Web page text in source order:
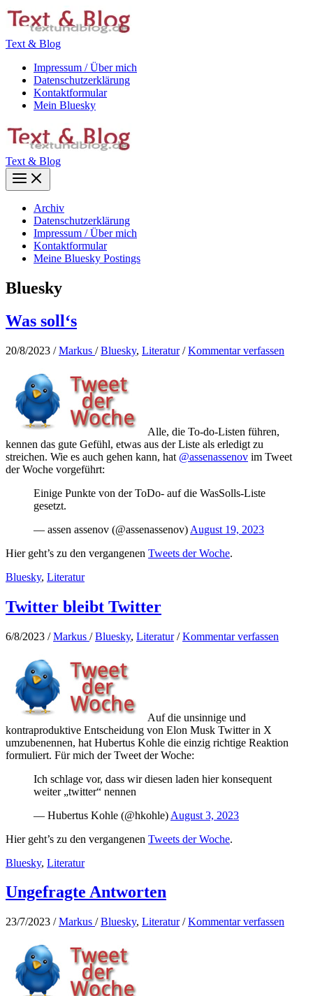
Zum
Inhalt
Text & Blog
Impressum / Über mich
Datenschutzerklärung
Kontaktformular
Mein Bluesky
Text & Blog
Main
Menu
Archiv
Datenschutzerklärung
Impressum / Über mich
Kontaktformular
Meine Bluesky Postings
Bluesky
Was soll‘s
20/8/2023 /Markus /Bluesky, Literatur/Kommentar verfassen
Alle, die To-do-Listen führen,
kennen das gute Gefühl, etwas aus der Liste als erledigt zu
streichen. Wie es auch gehen kann, hat @assenassenov im Tweet
der Woche vorgeführt:
Einige Punkte von der ToDo- auf die WasSolls-Liste
gesetzt.
— assen assenov (@assenassenov) August 19, 2023
Hier geht’s zu den vergangenen Tweets der Woche.
Bluesky, Literatur
Twitter bleibt Twitter
6/8/2023 /Markus /Bluesky, Literatur/Kommentar verfassen
Auf die unsinnige und
kontraproduktive Entscheidung von Elon Musk Twitter in X
umzubenennen, hat Hubertus Kohle die einzig richtige Reaktion
formuliert. Für mich der Tweet der Woche:
Ich schlage vor, dass wir diesen laden hier konsequent
weiter „twitter“ nennen
— Hubertus Kohle (@hkohle) August 3, 2023
Hier geht’s zu den vergangenen Tweets der Woche.
Bluesky, Literatur
Ungefragte Antworten
23/7/2023 /Markus /Bluesky, Literatur/Kommentar verfassen